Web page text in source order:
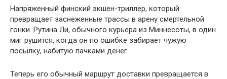
Напряженный финский экшен-триллер, который
превращает заснеженные трассы в арену смертельной
гонки. Рутина Ли, обычного курьера из Миннесоты, в один
миг рушится, когда он по ошибке забирает чужую
посылку, набитую пачками денег.
Теперь его обычный маршрут доставки превращается в